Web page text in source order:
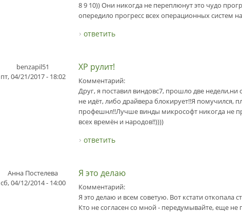
8 9 10)) Они никогда не переплюнут это чудо
опередило прогресс всех операционных систем
ответить
benzapil51
пт, 04/21/2017 - 18:02
XP рулит!
Комментарий:
Друг, я поставил виндовс7, прошло две
не идёт, либо драйвера блокирует!!Я помучился,
профешнл!!Лучше винды микрософт никогда не
всех времён и народов!!))))
ответить
Анна Постелева
сб, 04/12/2014 - 14:00
Я это делаю
Комментарий:
Я это делаю и всем советую. Вот кстати откопала
Кто не согласен со мной - передумывайте, еще не